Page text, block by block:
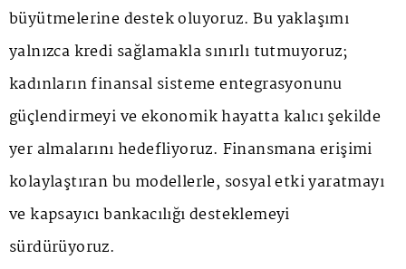
büyütmelerine destek oluyoruz. Bu yaklaşımı
yalnızca kredi sağlamakla sınırlı tutmuyoruz;
kadınların finansal sisteme entegrasyonunu
güçlendirmeyi ve ekonomik hayatta kalıcı şekilde
yer almalarını hedefliyoruz. Finansmana erişimi
kolaylaştıran bu modellerle, sosyal etki yaratmayı
ve kapsayıcı bankacılığı desteklemeyi
sürdürüyoruz.